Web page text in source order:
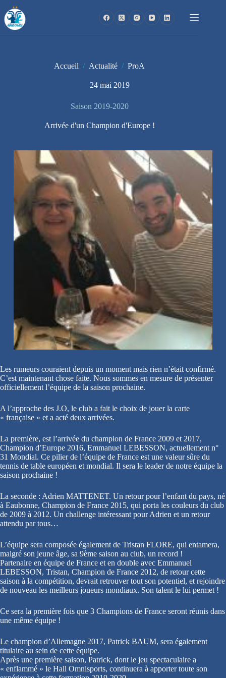
au
contenu
Accueil / Actualité / ProA
24 mai 2019
Saison 2019-2020
Arrivée d'un Champion d'Europe !
Les rumeurs couraient depuis un moment mais rien n’était confirmé.
C’est maintenant chose faite. Nous sommes en mesure de présenter
officiellement l’équipe de la saison prochaine.
A l’approche des J.O, le club a fait le choix de jouer la carte
« française » et a acté deux arrivées.
La première, est l’arrivée du champion de France 2009 et 2017,
Champion d’Europe 2016, Emmanuel LEBESSON, actuellement n°
31 Mondial. Ce pilier de l’équipe de France est une valeur sûre du
tennis de table européen et mondial. Il sera le leader de notre équipe la
saison prochaine !
La seconde : Adrien MATTENET. Un retour pour l’enfant du pays, né
à Eaubonne, Champion de France 2015, qui porta les couleurs du club
de 2009 à 2012. Un challenge intéressant pour Adrien et un retour
attendu par tous…
L’équipe sera composée également de Tristan FLORE, qui entamera,
malgré son jeune âge, sa 9ème saison au club, un record !
Partenaire en équipe de France et en double avec Emmanuel
LEBESSON, Tristan, Champion de France 2012, de retour cette
saison à la compétition, devrait retrouver tout son potentiel, et rejoindre
de nouveau les meilleurs joueurs mondiaux. Son talent le lui permet !
Ce sera la première fois que 3 Champions de France seront réunis dans
une même équipe !
Le champion d’Allemagne 2017, Patrick BAUM, sera également
titulaire au sein de cette équipe.
Après une première saison, Patrick, dont le jeu spectaculaire a
« enflammé » le Hall Omnisports, continuera à apporter toute son